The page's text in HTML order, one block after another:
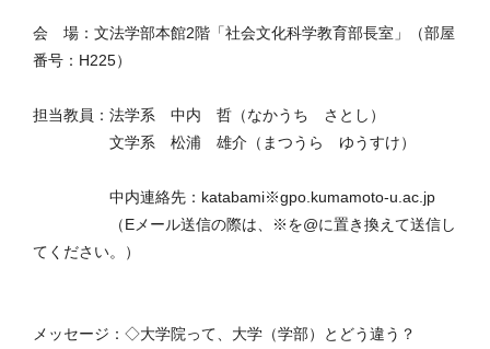
会 場：文法学部本館2階「社会文化科学教育部長室」（部屋
番号：H225）
担当教員：法学系 中内 哲（なかうち さとし）
文学系 松浦 雄介（まつうら ゆうすけ）
中内連絡先：katabami※gpo.kumamoto-u.ac.jp
（Eメール送信の際は、※を@に置き換えて送信し
てください。）
メッセージ：◇大学院って、大学（学部）とどう違う？